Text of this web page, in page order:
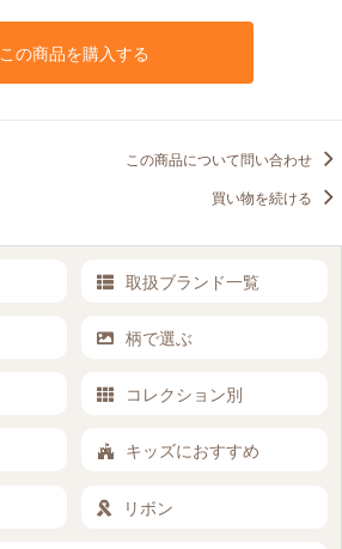
この商品を購入する
この商品について問い合わせ
買い物を続ける
取扱ブランド一覧
柄で選ぶ
コレクション別
キッズにおすすめ
リボン